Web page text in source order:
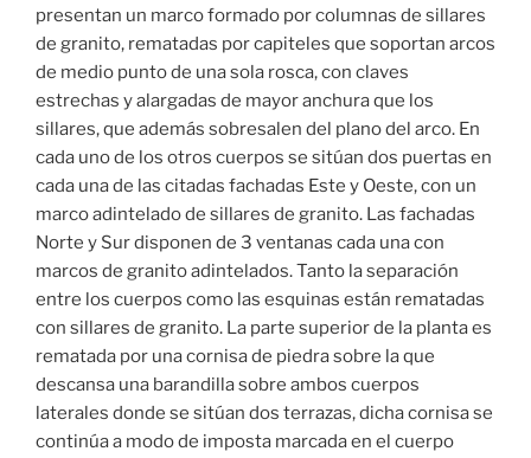
presentan un marco formado por columnas de sillares
de granito, rematadas por capiteles que soportan arcos
de medio punto de una sola rosca, con claves
estrechas y alargadas de mayor anchura que los
sillares, que además sobresalen del plano del arco. En
cada uno de los otros cuerpos se sitúan dos puertas en
cada una de las citadas fachadas Este y Oeste, con un
marco adintelado de sillares de granito. Las fachadas
Norte y Sur disponen de 3 ventanas cada una con
marcos de granito adintelados. Tanto la separación
entre los cuerpos como las esquinas están rematadas
con sillares de granito. La parte superior de la planta es
rematada por una cornisa de piedra sobre la que
descansa una barandilla sobre ambos cuerpos
laterales donde se sitúan dos terrazas, dicha cornisa se
continúa a modo de imposta marcada en el cuerpo